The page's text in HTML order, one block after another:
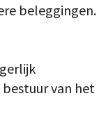
beleggingen.
van het